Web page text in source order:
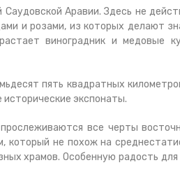
Аравии. Здесь не
и розами, из которых делают
виноградник и медовые
пять квадратных
экспонаты.
все черты
который не похож на
храмов. Особенную радость